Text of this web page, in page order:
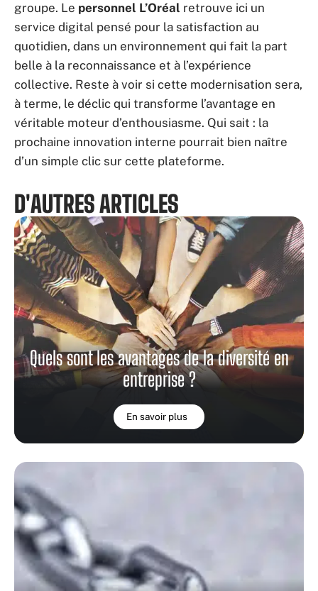
groupe. Le personnel L’Oréal retrouve ici un
service digital pensé pour la satisfaction au
quotidien, dans un environnement qui fait la part
belle à la reconnaissance et à l’expérience
collective. Reste à voir si cette modernisation sera,
à terme, le déclic qui transforme l’avantage en
véritable moteur d’enthousiasme. Qui sait : la
prochaine innovation interne pourrait bien naître
d’un simple clic sur cette plateforme.
D'AUTRES ARTICLES
Quels sont les avantages de la diversité en
entreprise ?
En savoir plus